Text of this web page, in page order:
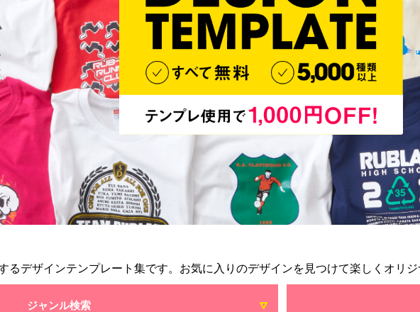
るデザインテンプレート集です。お気に入りのデザインを見つけて楽しくオリ
ジャンル検索